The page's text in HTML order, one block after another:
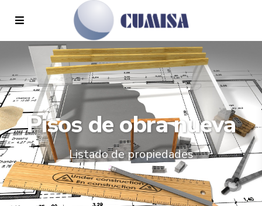
Pisos de obra nueva
Listado de propiedades